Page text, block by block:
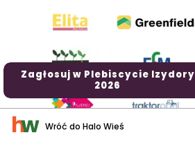
Zagłosuj w Plebiscycie Izydory
2026
Wróć do Halo Wieś